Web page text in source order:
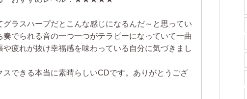
ラスハープだとこんな感じになるんだ～と思ってい
でられる音の一つ一つがテラピーになっていて一曲
疲れが抜け幸福感を味わっている自分に気づきまし
スできる本当に素晴らしいCDです。ありがとうござ